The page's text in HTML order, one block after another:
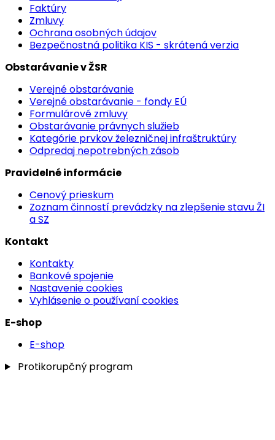
Faktúry
Zmluvy
Ochrana osobných údajov
Bezpečnostná politika KIS - skrátená verzia
Obstarávanie v ŽSR
Verejné obstarávanie
Verejné obstarávanie - fondy EÚ
Formulárové zmluvy
Obstarávanie právnych služieb
Kategórie prvkov železničnej infraštruktúry
Odpredaj nepotrebných zásob
Pravidelné informácie
Cenový prieskum
Zoznam činností prevádzky na zlepšenie stavu ŽI
a SZ
Kontakt
Kontakty
Bankové spojenie
Nastavenie cookies
Vyhlásenie o používaní cookies
E-shop
E-shop
Protikorupčný program